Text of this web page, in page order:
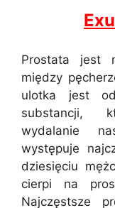
Prostata jest
między
ulotka jest
substancji,
wydalanie
występuje
dziesięciu
cierpi na
Najczęstsze